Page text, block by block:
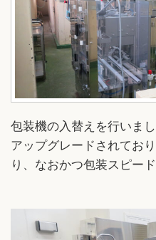
包装機の入替えを行いま
アップグレードされてお
り、なおかつ包装スピー